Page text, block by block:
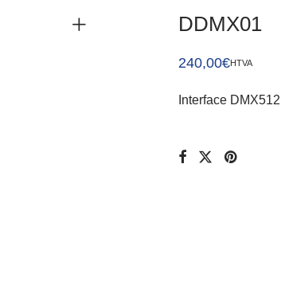
DDMX01
240,00€HTVA
Interface DMX512